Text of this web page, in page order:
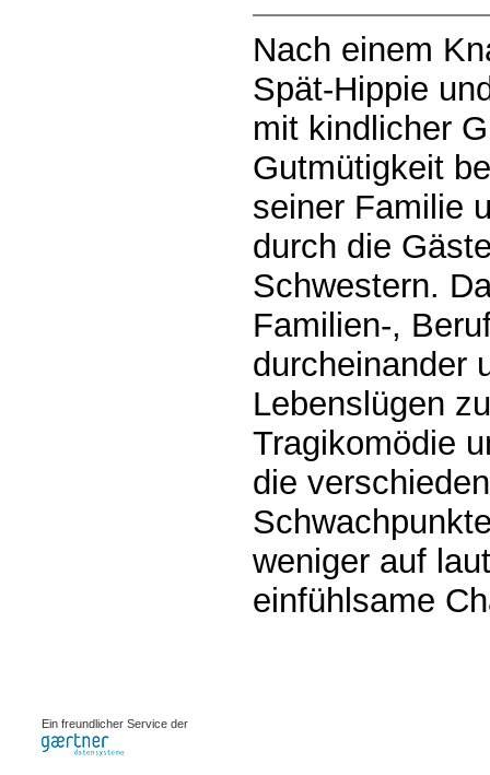
Nach einem
Spät-Hippie
mit kindlicher
Gutmütigkeit
seiner Familie
durch die
Schwestern.
Familien-,
durcheinander
Lebenslügen
Tragikomödie
die
weniger auf
einfühlsame
Ein freundlicher Service der